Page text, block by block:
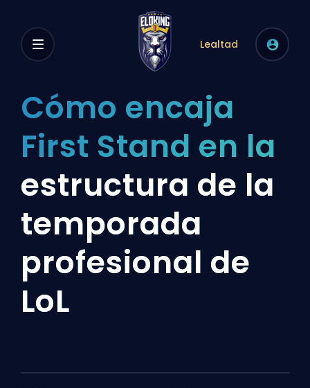
Lealtad
Cómo encaja
First Stand en la
estructura de la
temporada
profesional de
LoL